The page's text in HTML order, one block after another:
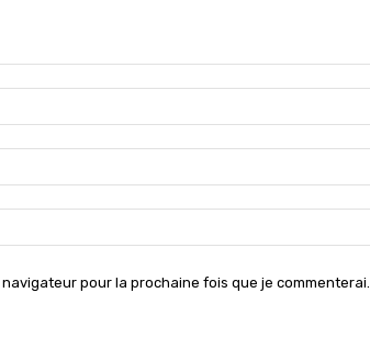
pour la prochaine fois que je commenterai.